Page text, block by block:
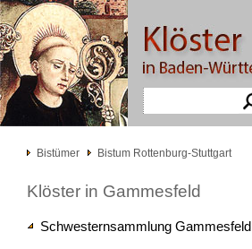
Bistümer Bistum Rottenburg-Stuttgart
Klöster in Gammesfeld
Schwesternsammlung Gammesfeld